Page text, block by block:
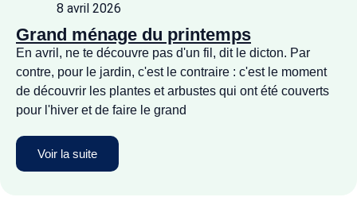
8 avril 2026
Grand ménage du printemps
En avril, ne te découvre pas d'un fil, dit le dicton. Par
contre, pour le jardin, c'est le contraire : c'est le moment
de découvrir les plantes et arbustes qui ont été couverts
pour l'hiver et de faire le grand
Voir la suite